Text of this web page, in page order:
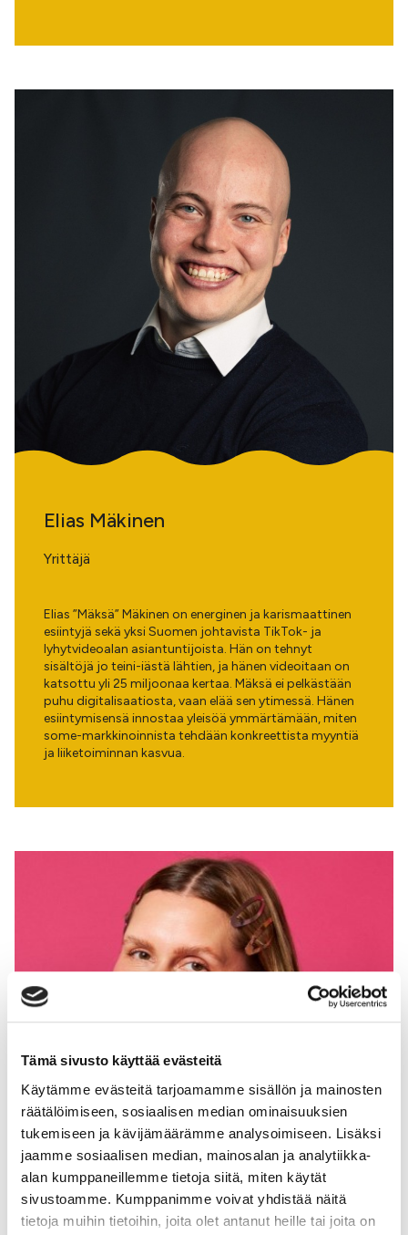
Tämä sivusto käyttää evästeitä
Käytämme evästeitä tarjoamamme sisällön ja mainosten
räätälöimiseen, sosiaalisen median ominaisuuksien
tukemiseen ja kävijämäärämme analysoimiseen. Lisäksi
jaamme sosiaalisen median, mainosalan ja analytiikka-
alan kumppaneillemme tietoja siitä, miten käytät
sivustoamme. Kumppanimme voivat yhdistää näitä
tietoja muihin tietoihin, joita olet antanut heille tai joita on
Elias Mäkinen
Yrittäjä
Elias ”Mäksä” Mäkinen on energinen ja karismaattinen
esiintyjä sekä yksi Suomen johtavista TikTok- ja
lyhytvideoalan asiantuntijoista. Hän on tehnyt
sisältöjä jo teini-iästä lähtien, ja hänen videoitaan on
katsottu yli 25 miljoonaa kertaa. Mäksä ei pelkästään
puhu digitalisaatiosta, vaan elää sen ytimessä. Hänen
esiintymisensä innostaa yleisöä ymmärtämään, miten
some-markkinoinnista tehdään konkreettista myyntiä
ja liiketoiminnan kasvua.